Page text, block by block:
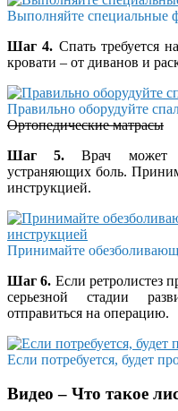
Выполняйте специальные
Шаг 4. Спать требуется
кровати – от диванов и
Правильно оборудуйте
Ортопедические матрасы
Шаг 5. Врач может
устраняющих боль.
инструкцией.
Принимайте
Шаг 6. Если ретролистез
серьезной стадии
отправиться на операцию.
Если потребуется, будет
Видео – Что такое